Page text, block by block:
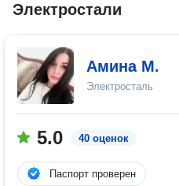
Электростали
Амина М.
Электросталь
5.0 40 оценок
Паспорт проверен